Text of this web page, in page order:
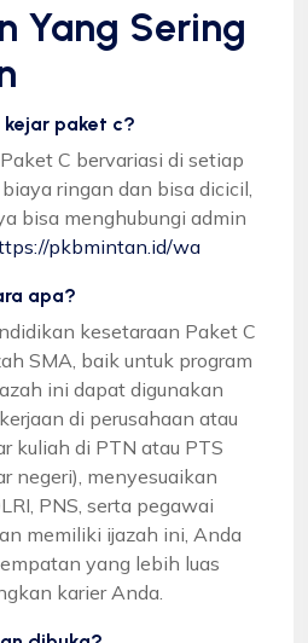
Yang Sering
paket c?
C bervariasi di setiap
ringan dan bisa dicicil,
bisa menghubungi admin
pkbmintan.id/wa
apa?
kesetaraan Paket C
SMA, baik untuk program
ini dapat digunakan
di perusahaan atau
kuliah di PTN atau PTS
negeri), menyesuaikan
PNS, serta pegawai
memiliki ijazah ini, Anda
yang lebih luas
karier Anda.